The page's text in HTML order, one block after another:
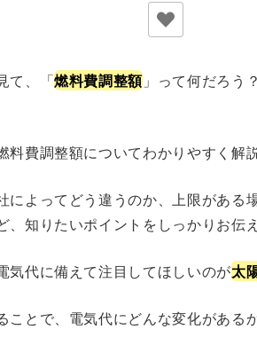
て、「燃料費調整額 」って何だろう
料費調整額についてわかりやすく解説
によってどう違うのか、上限がある
、知りたいポイントをしっかりお伝え
気代に備えて注目してほしいのが太
ことで、電気代にどんな変化がある